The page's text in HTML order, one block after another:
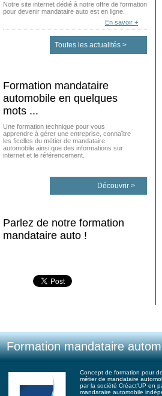
Notre site internet dédié à notre offre de formation
pour devenir mandataire auto est en ligne.
En savoir +
Toutes les actualités >
Formation mandataire
automobile en quelques
mots ...
Une formation technique pour vous
apprendre à gérer une entreprise, connaître
les ficelles du métier de mandataire
automobile ainsi que des informations sur
internet et le référencement.
Découvrir >
Parlez de notre formation
mandataire auto !
Formation mandataire
Concept de formation pour
métier de mandataire
par la société Créact'UP en
mandataire automobile